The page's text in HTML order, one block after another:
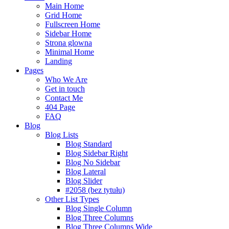
Main Home
Grid Home
Fullscreen Home
Sidebar Home
Strona glowna
Minimal Home
Landing
Pages
Who We Are
Get in touch
Contact Me
404 Page
FAQ
Blog
Blog Lists
Blog Standard
Blog Sidebar Right
Blog No Sidebar
Blog Lateral
Blog Slider
#2058 (bez tytułu)
Other List Types
Blog Single Column
Blog Three Columns
Blog Three Columns Wide